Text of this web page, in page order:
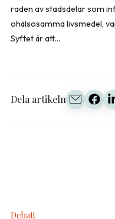
raden av stadsdelar som
ohälsosamma livsmedel,
Syftet är att...
Dela artikeln
Debatt